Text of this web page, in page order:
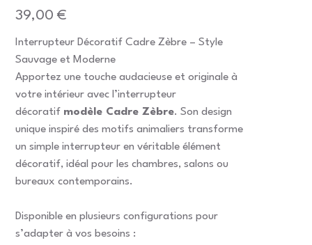
Prix
39,00 €
Interrupteur Décoratif Cadre Zèbre – Style
Sauvage et Moderne
Apportez une touche audacieuse et originale à
votre intérieur avec l’interrupteur
décoratif modèle Cadre Zèbre. Son design
unique inspiré des motifs animaliers transforme
un simple interrupteur en véritable élément
décoratif, idéal pour les chambres, salons ou
bureaux contemporains.
Disponible en plusieurs configurations pour
s’adapter à vos besoins :